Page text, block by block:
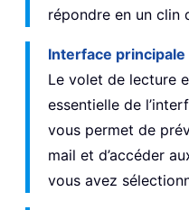
répondre en un clin
Interface principale
Le volet de lecture
essentielle de
vous permet de
mail et d’accéder
vous avez